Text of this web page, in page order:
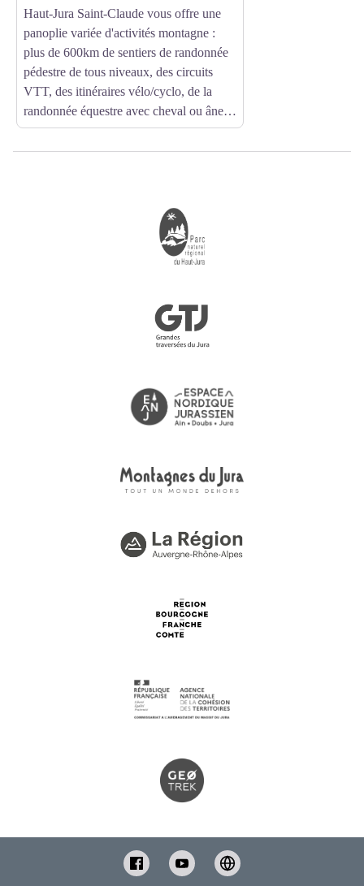
Haut-Jura Saint-Claude vous offre une
panoplie variée d'activités montagne :
plus de 600km de sentiers de randonnée
pédestre de tous niveaux, des circuits
VTT, des itinéraires vélo/cyclo, de la
randonnée équestre avec cheval ou âne…